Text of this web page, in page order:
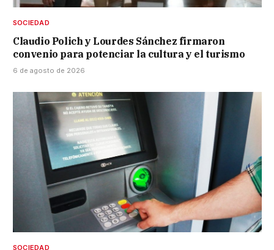
SOCIEDAD
Claudio Polich y Lourdes Sánchez firmaron
convenio para potenciar la cultura y el turismo
6 de agosto de 2026
SOCIEDAD